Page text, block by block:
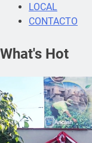
LOCAL
CONTACTO
What's Hot